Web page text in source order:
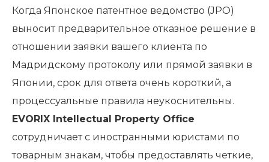
Когда Японское патентное ведомство (JPO)
выносит предварительное отказное решение в
отношении заявки вашего клиента по
Мадридскому протоколу или прямой заявки в
Японии, срок для ответа очень короткий, а
процессуальные правила неукоснительны.
EVORIX Intellectual Property Office
сотрудничает с иностранными юристами по
товарным знакам, чтобы предоставлять четкие,